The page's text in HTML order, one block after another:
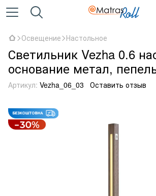
Освещение Настольное
Светильник Vezha 0.6
основание метал,
Артикул: Vezha_06_03 Оставить отзыв